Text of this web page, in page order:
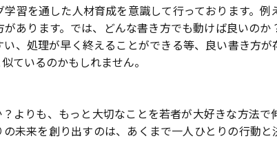
習を通した人材育成を意識して行っております。例
あります。では、どんな書き方でも動けば良いのか
、処理が早く終えることができる等、良い書き方が
ているのかもしれません。
よりも、もっと大切なことを若者が大好きな方法で
未来を創り出すのは、あくまで一人ひとりの行動と